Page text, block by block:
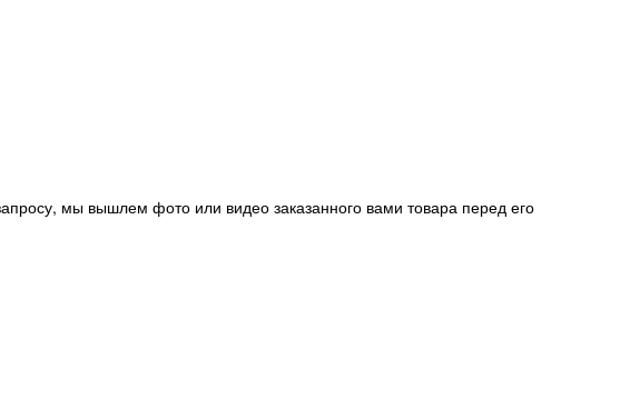
мы вышлем фото или видео заказанного вами товара перед его